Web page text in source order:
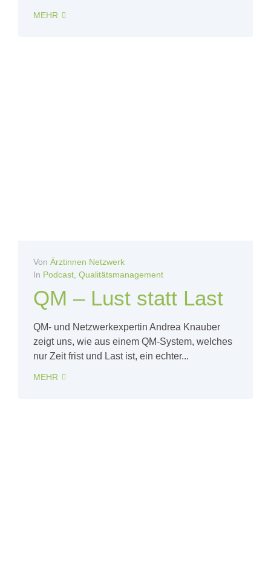
MEHR
Von Ärztinnen Netzwerk
In Podcast Qualitätsmanagement
QM – Lust statt Last
QM- und Netzwerkexpertin Andrea Knauber
zeigt uns, wie aus einem QM-System, welches
nur Zeit frist und Last ist, ein echter...
MEHR